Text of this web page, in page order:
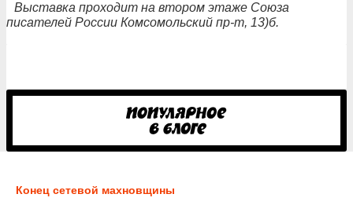
Выставка проходит на втором этаже Союза
писателей России Комсомольский пр-т, 13)б.
Конец сетевой махновщины